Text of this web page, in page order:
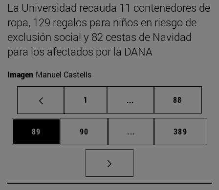
La Universidad recauda 11 contenedores de
ropa, 129 regalos para niños en riesgo de
exclusión social y 82 cestas de Navidad
para los afectados por la DANA
Imagen Manuel Castells
Página
1 ... Páginas intermedias
Página
88
Página
89 Página
90 ... Páginas intermedias
Página
389